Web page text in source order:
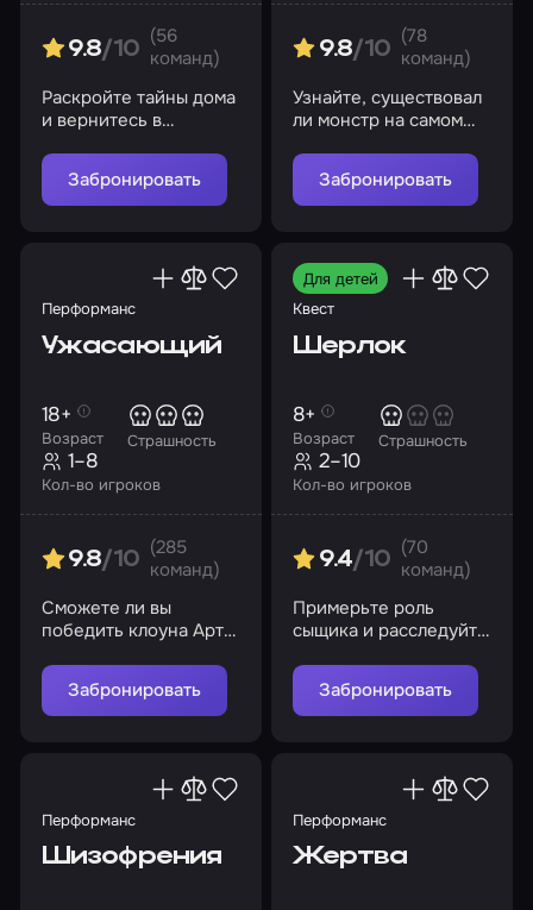
9.8/10
(56
команд)
Раскройте тайны дома
и вернитесь в
будьте осторожны, вы
здесь не одни…
Забронировать
9.8/10
(78
команд)
Узнайте, существовал
ли монстр на самом
Забронировать
Перформанс
Ужасающий
Возраст
18+
Страшность
Кол-во игроков
1–8
9.8/10
(285
команд)
Сможете ли вы
победить клоуна Арта
Забронировать
Для детей
Квест
Шерлок
Возраст
8+
Страшность
Кол-во игроков
2–10
9.4/10
(70
команд)
Примерьте роль
сыщика и расследуйте
Шерлоку людей
Забронировать
Перформанс
Шизофрения
Перформанс
Жертва